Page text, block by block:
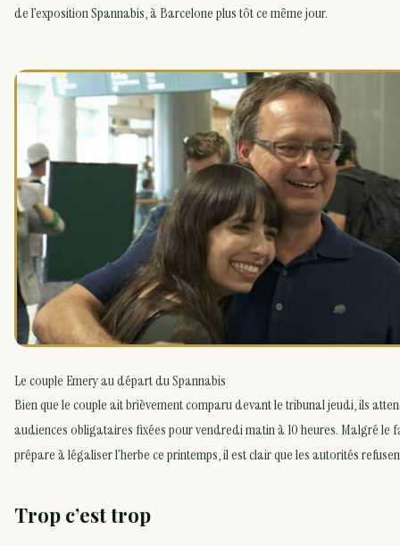
de l’expositionSpannabis, à Barcelone plus tôt ce même jour.
Le couple Emery au départ du Spannabis
Bien que le couple ait brièvement comparu devant le tribunal jeudi, ils
audiences obligataires fixées pour vendredi matin à 10 heures. Malgré le
prépare à légaliser l’herbe ce printemps, il est clair que les autorités
Trop c’est trop